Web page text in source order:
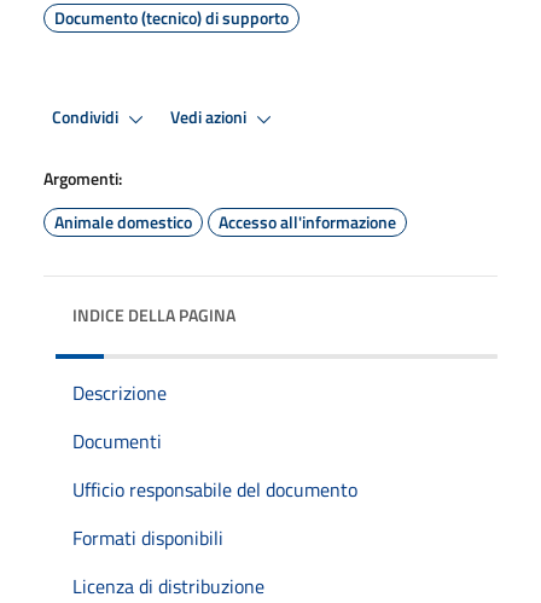
Documento (tecnico) di supporto
Condividi Vedi azioni
Argomenti:
Animale domestico
Accesso all'informazione
INDICE DELLA PAGINA
Descrizione
Documenti
Ufficio responsabile del documento
Formati disponibili
Licenza di distribuzione